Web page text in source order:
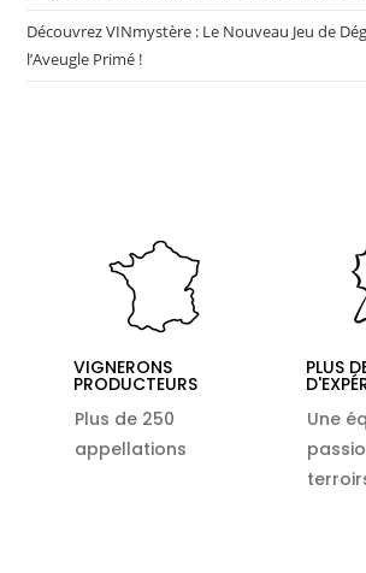
Découvrez VINmystère : Le Nouveau Jeu de
l’Aveugle Primé !
VIGNERONS
PRODUCTEURS
Plus de 250
appellations
PLUS
Une